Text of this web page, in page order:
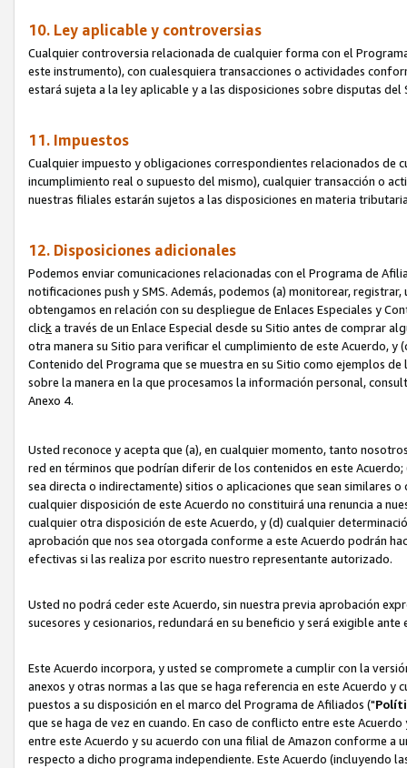
10. Ley aplicable y controversias
Cualquier controversia relacionada de cualquier forma con el
este instrumento), con cualesquiera transacciones o actividades
estará sujeta a la ley aplicable y a las disposiciones sobre disputas
11. Impuestos
Cualquier impuesto y obligaciones correspondientes relacionados de
incumplimiento real o supuesto del mismo), cualquier transacción o
nuestras filiales estarán sujetos a las disposiciones en materia
12. Disposiciones adicionales
Podemos enviar comunicaciones relacionadas con el Programa de
notificaciones push y SMS. Además, podemos (a) monitorear,
obtengamos en relación con su despliegue de Enlaces Especiales y
clicka través de un Enlace Especial desde su Sitio antes de comprar
otra manera su Sitio para verificar el cumplimiento de este Acuerdo,
Contenido del Programa que se muestra en su Sitio como ejemplos
sobre la manera en la que procesamos la información personal,
Anexo 4.
Usted reconoce y acepta que (a), en cualquier momento, tanto
red en términos que podrían diferir de los contenidos en este
sea directa o indirectamente) sitios o aplicaciones que sean similares
cualquier disposición de este Acuerdo no constituirá una renuncia a
cualquier otra disposición de este Acuerdo, y (d) cualquier
aprobación que nos sea otorgada conforme a este Acuerdo podrán
efectivas si las realiza por escrito nuestro representante autorizado.
Usted no podrá ceder este Acuerdo, sin nuestra previa aprobación
sucesores y cesionarios, redundará en su beneficio y será exigible
Este Acuerdo incorpora, y usted se compromete a cumplir con la
anexos y otras normas a las que se haga referencia en este Acuerdo
puestos a su disposición en el marco del Programa de Afiliados ("
que se haga de vez en cuando. En caso de conflicto entre este
entre este Acuerdo y su acuerdo con una filial de Amazon conforme
respecto a dicho programa independiente. Este Acuerdo (incluyendo